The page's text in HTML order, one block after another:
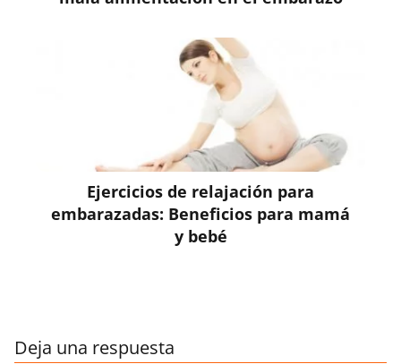
Ejercicios de relajación para
embarazadas: Beneficios para mamá
y bebé
Deja una respuesta